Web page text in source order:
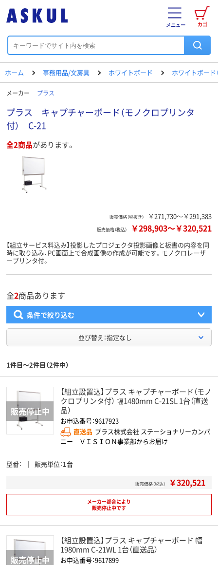
カゴ
メニュー
ホーム 事務用品/文房具 ホワイトボード ホワイトボード
メーカー プラス
プラス キャプチャーボード（モノクロプリンタ
付） C-21
全2商品があります。
販売価格（税抜き） ￥271,730～￥291,383
販売価格（税込） ￥298,903～￥320,521
【組立サービス料込み】投影したプロジェクタ投影画像と板書の内容を同
時に取り込み、PC画面上で合成画像の作成が可能です。モノクロレーザ
ープリンタ付。
全2商品あります
条件で絞り込む
並び替え：指定なし
1件目～2件目（2件中）
【組立設置込】プラス キャプチャーボード（モノ
クロプリンタ付） 幅1480mm C-21SL 1台（直送
品）
お申込番号：9617923
直送品 プラス株式会社 ステーショナリーカンパ
ニー ＶＩＳＩＯＮ事業部からお届け
型番 販売単位 1台
販売価格（税込） ￥320,521
メーカー都合により
販売停止中です
【組立設置込】プラス キャプチャーボード 幅
1980mm C-21WL 1台（直送品）
お申込番号：9617899